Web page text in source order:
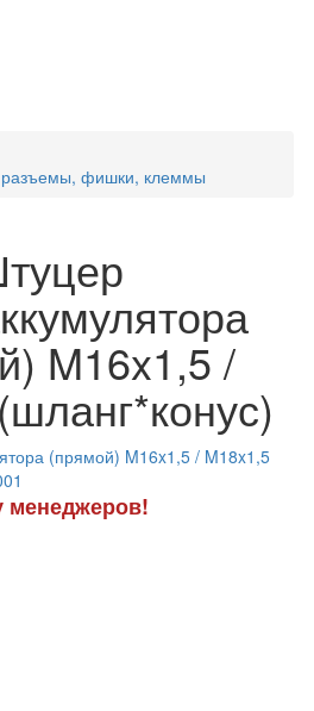
фишки, клеммы
M16x1,5 /
менеджеров!